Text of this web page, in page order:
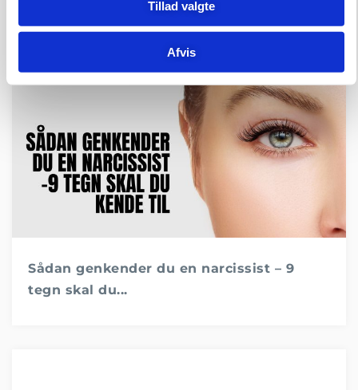
Tillad valgte
Afvis
Sådan genkender du en narcissist – 9
tegn skal du...